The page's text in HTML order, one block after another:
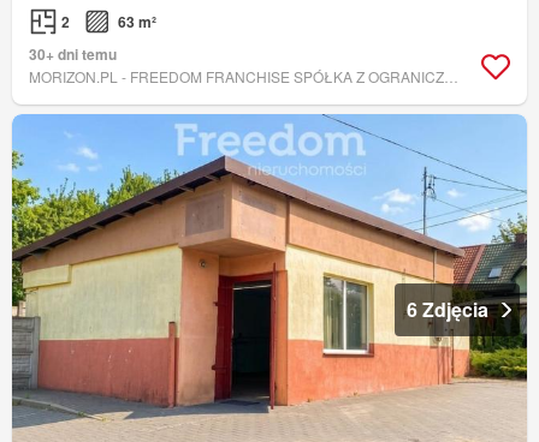
2
63 m²
30+ dni temu
6 Zdjęcia